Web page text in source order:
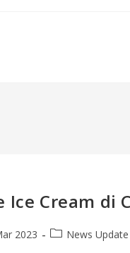
Ice Cream
2023 News Update